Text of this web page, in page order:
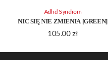
NIC SIĘ NIE ZMIENIA [GREEN]
105.00 zł
Adhd Syndrom